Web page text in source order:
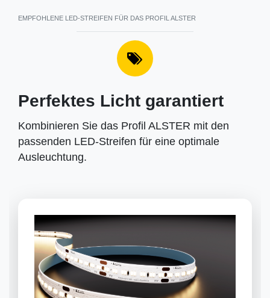
EMPFOHLENE LED-STREIFEN FÜR DAS PROFIL ALSTER
Perfektes Licht garantiert
Kombinieren Sie das Profil ALSTER mit den
passenden LED-Streifen für eine optimale
Ausleuchtung.